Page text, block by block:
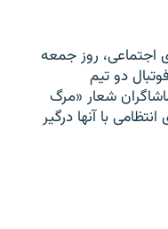
اجتماعی، روز جمعه
دو تیم
شعار «مرگ
با آنها درگیر